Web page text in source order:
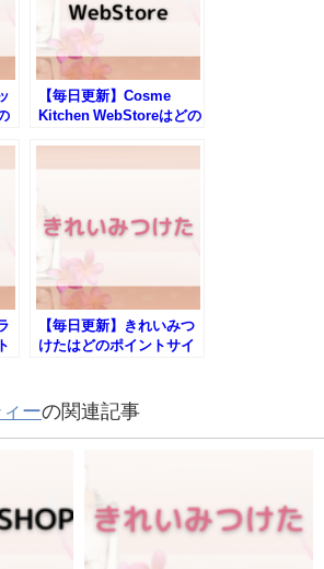
【毎日更新】Cosme
Kitchen WebStoreはどの
【毎日更新】きれいみつ
けたはどのポイントサイ
ーの関連記事